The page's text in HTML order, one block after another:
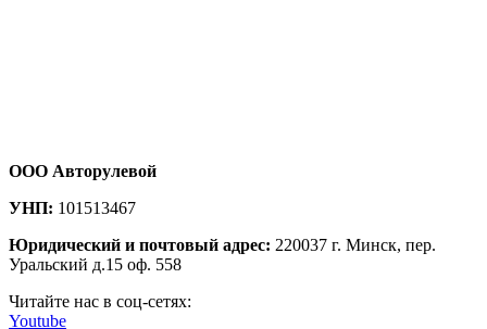
ООО Авторулевой
УНП: 101513467
Юридический и почтовый адрес: 220037 г. Минск, пер.
Уральский д.15 оф. 558
Читайте нас в соц-сетях:
Youtube